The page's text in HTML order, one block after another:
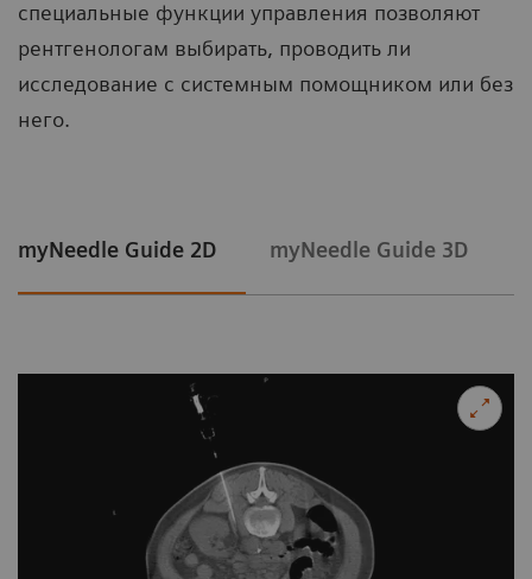
специальные функции управления позволяют
рентгенологам выбирать, проводить ли
исследование с системным помощником или без
него.
myNeedle Guide 2D myNeedle Guide 3D